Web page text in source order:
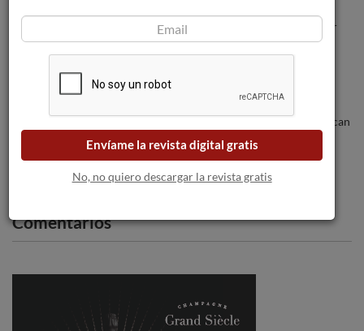
Las bodegas chilenas permitieron operar
bajo el bloqueo COVID-19.
bodegas a medida que las llamas se acercan
a Burdeos.
Comentarios
Envíame la revista digital gratis
No, no quiero descargar la revista gratis